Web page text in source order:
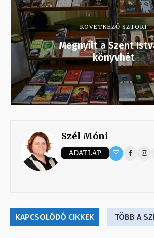
KÖVETKEZŐ SZTORI
Megnyílt a Szent
könyvhét
Szél Móni
ADATLAP
KAPCSOLÓDÓ CIKKEK TÖBB A